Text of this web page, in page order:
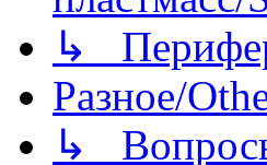
↳
Разное/
↳